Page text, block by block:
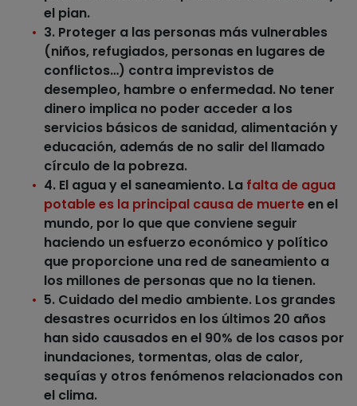
el pian.
3. Proteger a las personas más vulnerables
(niños, refugiados, personas en lugares de
conflictos…) contra imprevistos de
desempleo, hambre o enfermedad. No tener
dinero implica no poder acceder a los
servicios básicos de sanidad, alimentación y
educación, además de no salir del llamado
círculo de la pobreza.
4. El agua y el saneamiento. La falta de agua
potable es la principal causa de muerteen el
mundo, por lo que que conviene seguir
haciendo un esfuerzo económico y político
que proporcione una red de saneamiento a
los millones de personas que no la tienen.
5. Cuidado del medio ambiente. Los grandes
desastres ocurridos en los últimos 20 años
han sido causados en el 90% de los casos por
inundaciones, tormentas, olas de calor,
sequías y otros fenómenos relacionados con
el clima.